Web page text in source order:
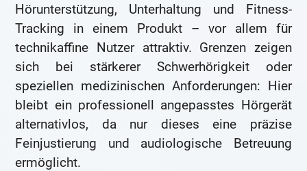
Hörunterstützung, Unterhaltung und Fitness-
Tracking in einem Produkt – vor allem für
technikaffine Nutzer attraktiv. Grenzen zeigen
sich bei stärkerer Schwerhörigkeit oder
speziellen medizinischen Anforderungen: Hier
bleibt ein professionell angepasstes Hörgerät
alternativlos, da nur dieses eine präzise
Feinjustierung und audiologische Betreuung
ermöglicht.